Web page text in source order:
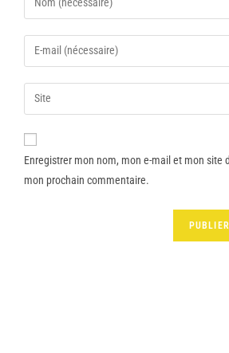
Enregistrer mon nom, mon e-mail et mon site
mon prochain commentaire.